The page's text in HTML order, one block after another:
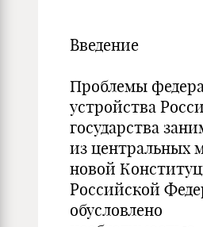
Введение
Проблемы
устройства
государства
из центральных
новой
Российской
обусловлено